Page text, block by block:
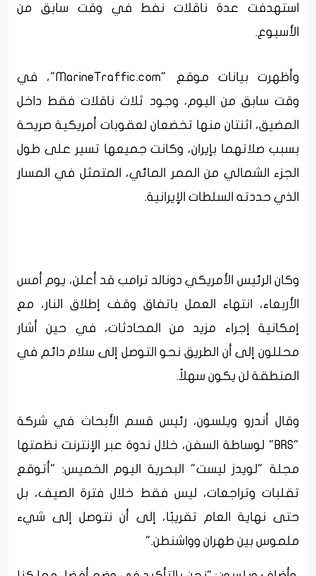
استهدفت عدة ناقلات نفط في وقت سابق من
الأسبوع.
وأظهرت بيانات موقع "MarineTraffic.com"، في
وقت سابق من اليوم، وجود ثلاث ناقلات فقط داخل
المضيق، اثنتان منها تخضعان لعقوبات أمريكية صريحة
بسبب صلاتهما بإيران، وكانت جميعها تسير على طول
الجزء الشمالي من الممر المائي، المتمثل في المسار
الذي حددته السلطات الإيرانية.
وكان الرئيس الأمريكي دونالد ترامب قد أعلن، يوم أمس
الأربعاء، انتهاء العمل باتفاق وقف إطلاق النار، مع
إمكانية إجراء مزيد من المحادثات، في حين أشار
محللون إلى أن الطريق نحو التوصل إلى سلام دائم في
المنطقة لن يكون سهلاً.
وقال أندرو ويلسون، رئيس قسم الأبحاث في شركة
"BRS" لوساطة السفن، خلال ندوة عبر الإنترنت نظمتها
مجلة "لويدز ليست" البحرية اليوم الخميس: "أتوقع
تقلبات وتراجعات، ليس فقط خلال فترة الصيف، بل
حتى نهاية العام تقريبًا، إلى أن نتوصل إلى شيء
ملموس بين طهران وواشنطن."